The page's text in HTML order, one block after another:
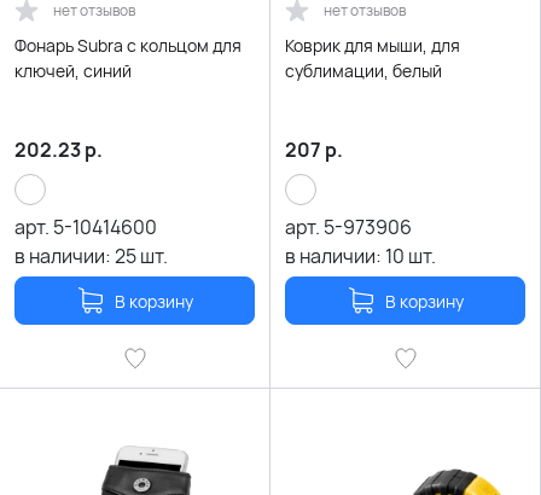
нет отзывов
Фонарь Subra с кольцом для
ключей, синий
202.23р.
арт. 5-10414600
в наличии:25шт.
В корзину
нет отзывов
Коврик для мыши, для
сублимации, белый
207 р.
арт. 5-973906
в наличии: 10 шт.
В корзину